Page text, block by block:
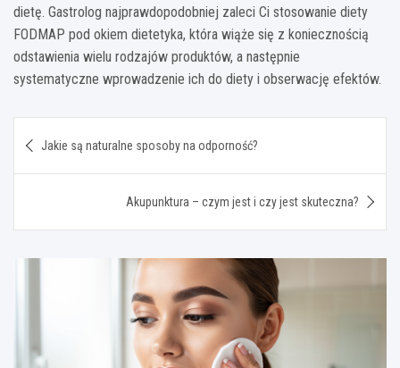
dietę. Gastrolog najprawdopodobniej zaleci Ci stosowanie diety
FODMAP pod okiem dietetyka, która wiąże się z koniecznością
odstawienia wielu rodzajów produktów, a następnie
systematyczne wprowadzenie ich do diety i obserwację efektów.
wpisu
Jakie są naturalne sposoby na odporność?
Akupunktura – czym jest i czy jest skuteczna?